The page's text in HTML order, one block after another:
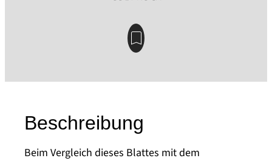
Beschreibung
Beim Vergleich dieses Blattes mit dem